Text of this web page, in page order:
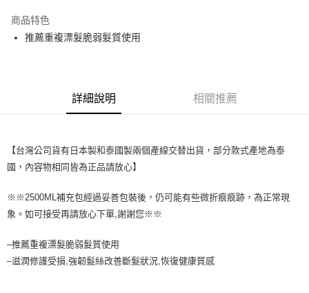
2.付款方式選擇「大哥付你分期」，訂單成立後會自動跳轉到大哥付的交易
流程，驗證手機門號後，選擇欲分期的期數、繳款截止日，確認付款後即完
成交易。
法說明評估內容。
【繳款方式說明】
2.透過簡訊連結打開帳單後，可選擇「超商條碼／台灣大直營門市／銀行轉
帳／街口支付／iPASS MONEY」等通路繳費。
1.本服務係由「台灣大哥大股份有限公司」（以下簡稱本公司）所提供，讓
買賣價金債權讓與本公司後，依約使用本公司帳單繳交帳款。
資料（包含姓名、電話或地址）提供予台灣大哥大進項蒐集、處理及利用，
由本公司與您本人進行分期帳單所需資料之確認、核對及更正。
3.完整用戶服務條款，請詳閱以下連結：https://oppay.tw/userRule
運送方式
付款後全家取貨
7-11取貨付款
每筆NT$65，滿NT$1,699(含以上)免運費
付款後7-11取貨
每筆NT$65，滿NT$1,699(含以上)免運費
宅配
每筆NT$80，滿NT$1,699(含以上)免運費
商品特色
推薦重複漂髮脆弱髮質使用
詳細說明 相關推薦
【台灣公司貨有日本製和泰國製兩個產線交替出貨，部分款式產地為泰
國，內容物相同皆為正品請放心】
※※2500ML補充包經過妥善包裝後，仍可能有些微折痕痕跡，為正常現
象。如可接受再請放心下單,謝謝您※※
–推薦重複漂髮脆弱髮質使用
–滋潤修護受損,強韌髮絲改善斷髮狀況,恢復健康質感